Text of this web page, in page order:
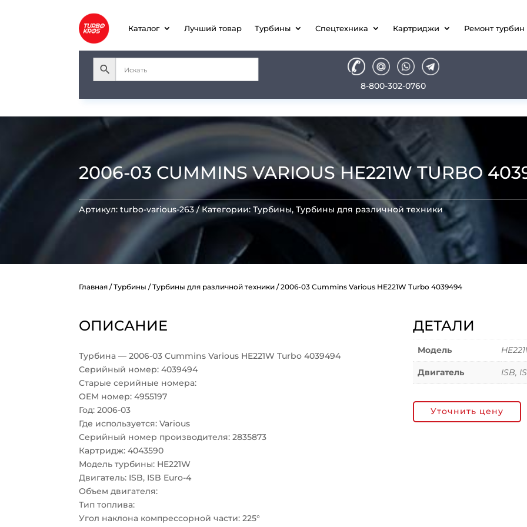
Каталог Лучший товар Турбины Спецтехника Картриджи Ремонт турбин
8-800-302-0760
2006-03 CUMMINS VARIOUS HE221W TURBO
Артикул:turbo-various-263 Категории:Турбины,Турбины для различной техники
Главная /Турбины /Турбины для различной техники / 2006-03 Cummins Various HE221W Turbo 4039494
ОПИСАНИЕ
Турбина — 2006-03 Cummins Various HE221W Turbo 4039494
Серийный номер: 4039494
Старые серийные номера:
OEM номер: 4955197
Год: 2006-03
Где используется: Various
Серийный номер производителя: 2835873
Картридж: 4043590
Модель турбины: HE221W
Двигатель: ISB, ISB Euro-4
Объем двигателя:
Тип топлива:
Угол наклона компрессорной части: 225°
ДЕТАЛИ
Модель
Двигатель ISB,
Уточнить цену